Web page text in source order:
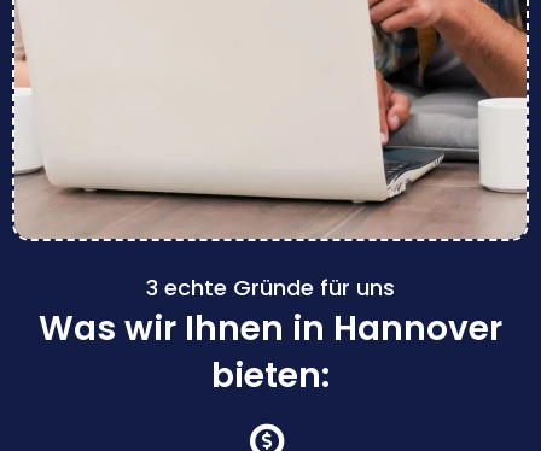
3 echte Gründe für uns
Was wir Ihnen in Hannover
bieten: